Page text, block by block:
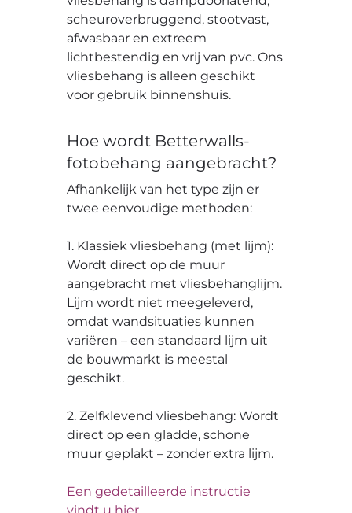
scheuroverbruggend, stootvast,
afwasbaar en extreem
lichtbestendig en vrij van pvc. Ons
vliesbehang is alleen geschikt
voor gebruik binnenshuis.
Hoe wordt Betterwalls-
fotobehang aangebracht?
Afhankelijk van het type zijn er
twee eenvoudige methoden:
1. Klassiek vliesbehang (met lijm):
Wordt direct op de muur
aangebracht met vliesbehanglijm.
Lijm wordt niet meegeleverd,
omdat wandsituaties kunnen
variëren – een standaard lijm uit
de bouwmarkt is meestal
geschikt.
2. Zelfklevend vliesbehang: Wordt
direct op een gladde, schone
muur geplakt – zonder extra lijm.
Een gedetailleerde instructie